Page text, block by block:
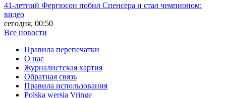
41-летний Фергюсон побил Спенсера и стал чемпионом:
видео
сегодня, 00:50
Все новости
Правила перепечатки
О нас
Журналистская хартия
Обратная связь
Правила использования
Polska wersja Vringe